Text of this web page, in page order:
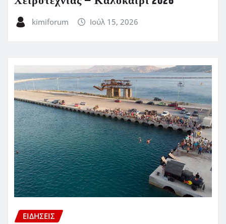
kimiforum Ιούλ 15, 2026
ΕΙΔΗΣΕΙΣ